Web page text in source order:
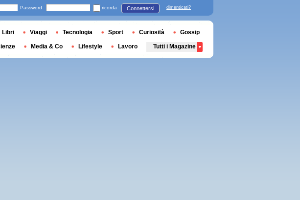
Password ricorda Connettersi dimenticati?
Libri Viaggi Tecnologia Sport Curiosità Gossip
Media & Co Lifestyle Lavoro Tutti i Magazine